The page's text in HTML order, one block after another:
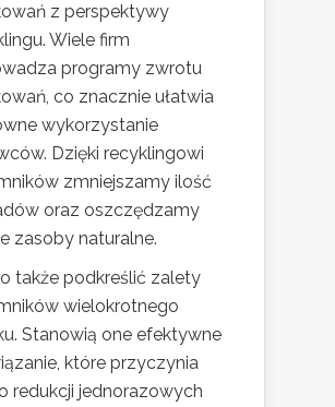
z perspektywy
Wiele firm
programy zwrotu
co znacznie ułatwia
wykorzystanie
Dzięki recyklingowi
zmniejszamy ilość
oraz oszczędzamy
zasoby naturalne.
także podkreślić zalety
wielokrotnego
Stanowią one efektywne
które przyczynia
redukcji jednorazowych